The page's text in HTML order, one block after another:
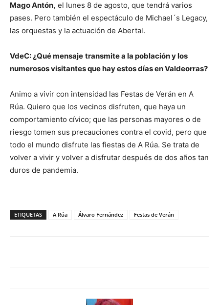
Mago Antón, el lunes 8 de agosto, que tendrá varios
pases. Pero también el espectáculo de Michael´s Legacy,
las orquestas y la actuación de Abertal.
VdeC: ¿Qué mensaje transmite a la población y los
numerosos visitantes que hay estos días en Valdeorras?
Animo a vivir con intensidad las Festas de Verán en A
Rúa. Quiero que los vecinos disfruten, que haya un
comportamiento cívico; que las personas mayores o de
riesgo tomen sus precauciones contra el covid, pero que
todo el mundo disfrute las fiestas de A Rúa. Se trata de
volver a vivir y volver a disfrutar después de dos años tan
duros de pandemia.
ETIQUETAS A Rúa Álvaro Fernández Festas de Verán